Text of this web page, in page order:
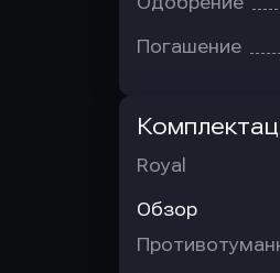
Погашение
Royal
Обзор